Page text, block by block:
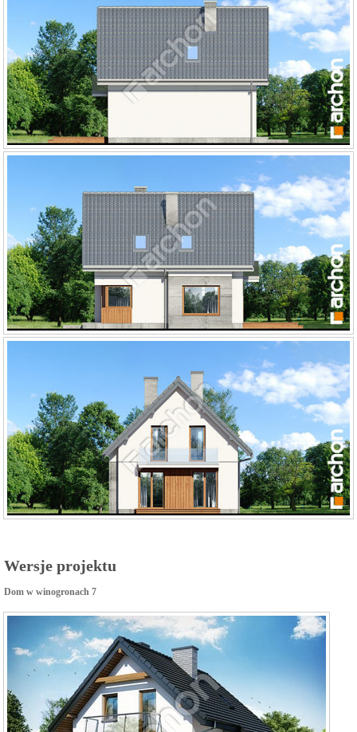
Wersje projektu
Dom w winogronach 7